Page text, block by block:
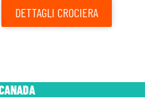
DETTAGLI CROCIERA